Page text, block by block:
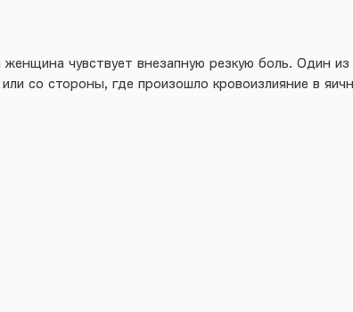
чувствует внезапную резкую боль. Один из
со стороны, где произошло кровоизлияние в